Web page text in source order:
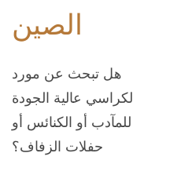
الصين
هل تبحث عن مورد
لكراسي عالية الجودة
للمآدب أو الكنائس أو
حفلات الزفاف؟